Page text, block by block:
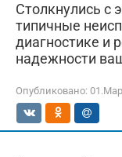
Столкнулись с
типичные
диагностике и
надежности
Опубликовано: